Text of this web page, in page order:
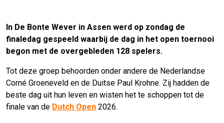
In De Bonte Wever in Assen werd op zondag de
finaledag gespeeld waarbij de dag in het open toernooi
begon met de overgebleden 128 spelers.
Tot deze groep behoorden onder andere de Nederlandse
Corné Groeneveld en de Duitse Paul Krohne. Zij hadden de
beste dag uit hun leven en wisten het te schoppen tot de
finale van de Dutch Open 2026.